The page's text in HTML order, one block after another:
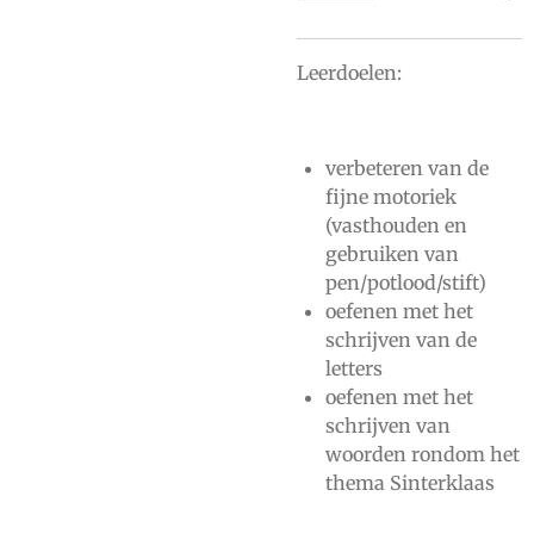
Leerdoelen:
verbeteren van de
fijne motoriek
(vasthouden en
gebruiken van
pen/potlood/stift)
oefenen met het
schrijven van de
letters
oefenen met het
schrijven van
woorden rondom het
thema Sinterklaas